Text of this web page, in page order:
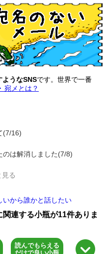
ようなSNSです。世界で一番
宛メとは？
(7/16)
のは解消しました(7/8)
る
いから誰かと話したい
関連する小瓶が11件ありま
読んでもらえる